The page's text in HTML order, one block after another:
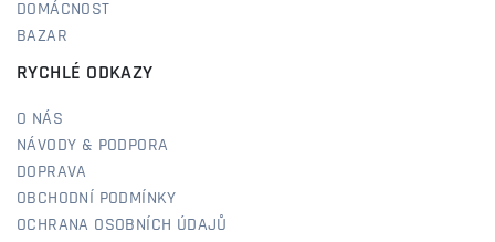
DOMÁCNOST
BAZAR
RYCHLÉ ODKAZY
O NÁS
NÁVODY & PODPORA
DOPRAVA
OBCHODNÍ PODMÍNKY
OCHRANA OSOBNÍCH ÚDAJŮ